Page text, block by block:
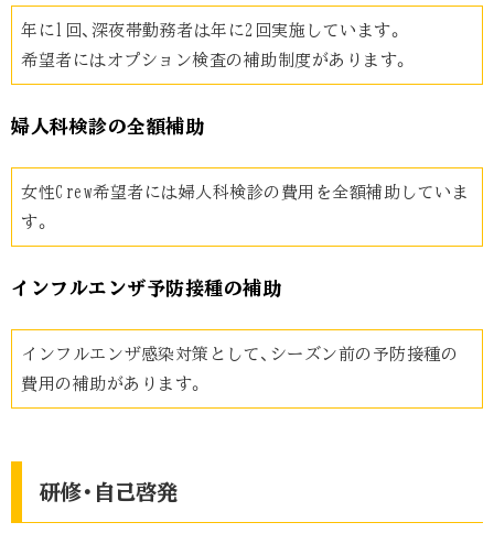
年に1回、深夜帯勤務者は年に2回実施しています。
希望者にはオプション検査の補助制度があります。
婦人科検診の全額補助
女性Crew希望者には婦人科検診の費用を全額補助していま
す。
インフルエンザ予防接種の補助
インフルエンザ感染対策として、シーズン前の予防接種の
費用の補助があります。
研修・自己啓発